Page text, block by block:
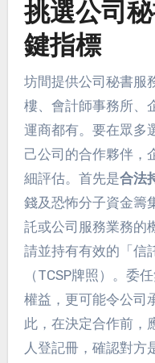
挑選公司
鍵指標
坊間提供公司秘書服
樓、會計師事務所、
運商都有。要在眾多
己公司的合作夥伴，
細評估。首先是合法
錢及恐怖分子資金籌
託或公司服務業務的
請並持有有效的「信
（TCSP牌照）。委
權益，更可能令公司
此，在決定合作前，
人登記冊，確認對方